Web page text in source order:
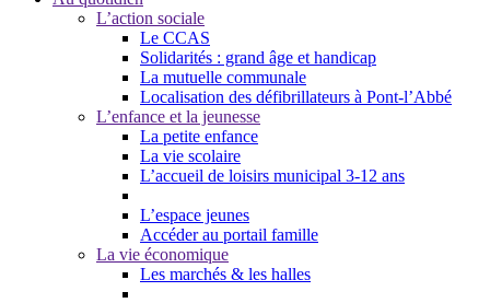
L’action sociale
Le CCAS
Solidarités : grand âge et handicap
La mutuelle communale
Localisation des défibrillateurs à Pont-l’Abbé
L’enfance et la jeunesse
La petite enfance
La vie scolaire
L’accueil de loisirs municipal 3-12 ans
L’espace jeunes
Accéder au portail famille
La vie économique
Les marchés & les halles